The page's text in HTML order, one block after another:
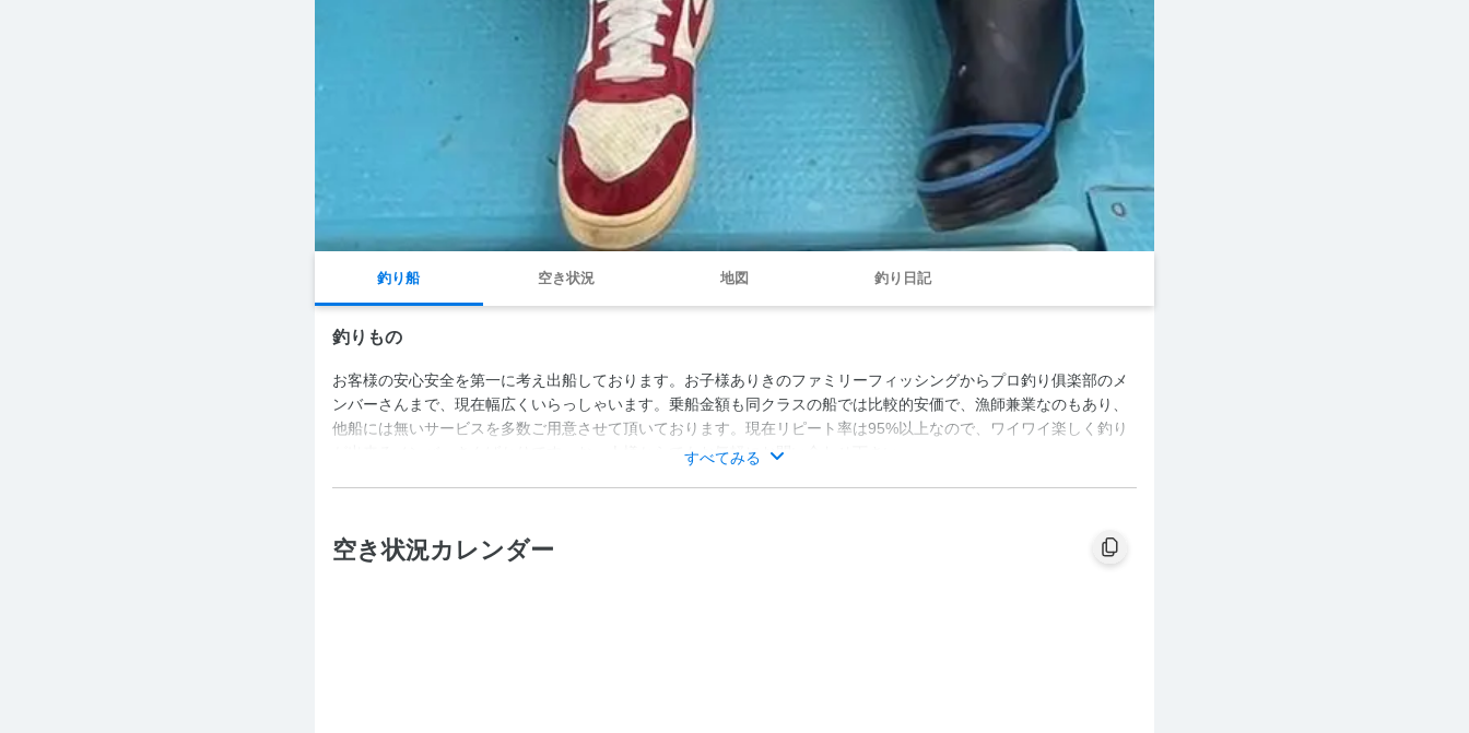
釣り船 空き状況 地図 釣り日記
釣りもの
お客様の安心安全を第一に考え出船しております。お子様ありきのファミリーフィッシングからプロ釣り俱楽部のメ
ンバーさんまで、現在幅広くいらっしゃいます。乗船金額も同クラスの船では比較的安価で、漁師兼業なのもあり、
他船には無いサービスを多数ご用意させて頂いております。現在リピート率は95%以上なので、ワイワイ楽しく釣り
が出来るメンバーさんばかりです。お一人様からでもお気軽にお問い合わせ下さい。
すべてみる
空き状況カレンダー